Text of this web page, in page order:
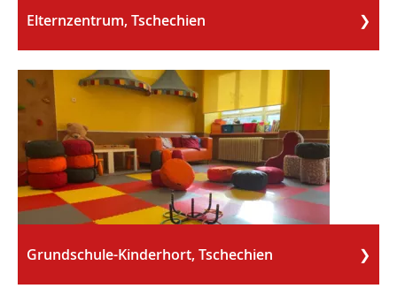
Elternzentrum, Tschechien
Grundschule-Kinderhort, Tschechien